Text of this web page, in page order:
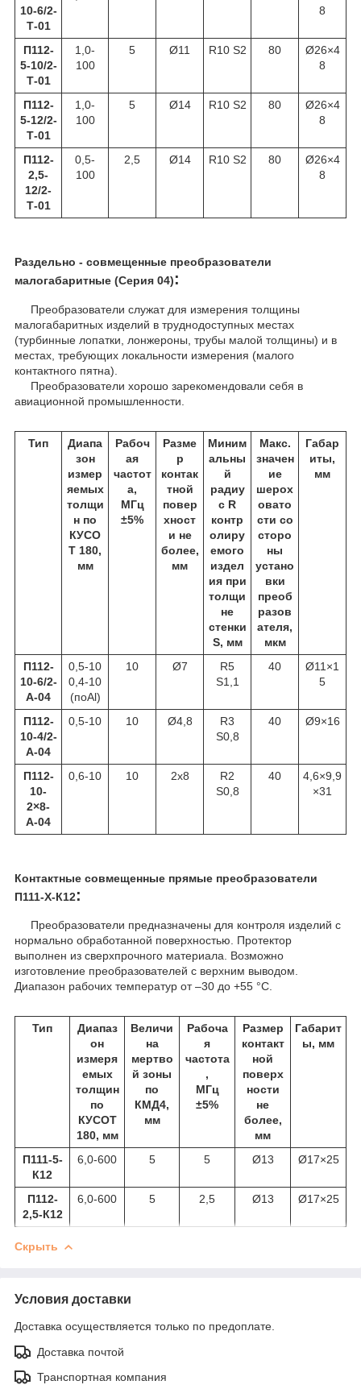
10-6/2-
Т-01
8
П112-
5-10/2-
Т-01
1,0-
100
5 Ø11 R10 S2 80
Ø26×4
8
П112-
5-12/2-
Т-01
1,0-
100
5 Ø14 R10 S2 80
Ø26×4
8
П112-
2,5-
12/2-
Т-01
0,5-
100
2,5 Ø14 R10 S2 80
Ø26×4
8
Раздельно - совмещенные преобразователи
малогабаритные (Серия 04):
Преобразователи служат для измерения толщины
малогабаритных изделий в труднодоступных местах
(турбинные лопатки, лонжероны, трубы малой толщины) и в
местах, требующих локальности измерения (малого
контактного пятна).
Преобразователи хорошо зарекомендовали себя в
авиационной промышленности.
Тип
Диапа
зон
измер
яемых
толщи
н по
КУСО
Т 180,
мм
Рабоч
ая
частот
а,
МГц
±5%
Разме
р
контак
тной
повер
хност
и не
более,
мм
Миним
альны
й
радиу
с R
контр
олиру
емого
издел
ия при
толщи
не
стенки
S, мм
Макс.
значен
ие
шерох
овато
сти со
сторо
ны
устано
вки
преоб
разов
ателя,
мкм
Габар
иты,
мм
П112-
10-6/2-
А-04
0,5-10
0,4-10
(поAl)
10 Ø7
R5
S1,1
40
Ø11×1
5
П112-
10-4/2-
А-04
0,5-10 10 Ø4,8
R3
S0,8
40 Ø9×16
П112-
10-
2×8-
А-04
0,6-10 10 2x8
R2
S0,8
40
4,6×9,9
×31
Контактные совмещенные прямые преобразователи
П111-Х-К12:
Преобразователи предназначены для контроля изделий с
нормально обработанной поверхностью. Протектор
выполнен из сверхпрочного материала. Возможно
изготовление преобразователей с верхним выводом.
Диапазон рабочих температур от –30 до +55 °С.
Тип
Диапаз
он
измеря
емых
толщин
по
КУСОТ
180, мм
Величи
на
мертво
й зоны
по
КМД4,
мм
Рабоча
я
частота
,
МГц
±5%
Размер
контакт
ной
поверх
ности
не
более,
мм
Габарит
ы, мм
П111-5-
К12
6,0-600 5 5 Ø13 Ø17×25
П112-
2,5-К12
6,0-600 5 2,5 Ø13 Ø17×25
Скрыть
Условия доставки
Доставка осуществляется только по предоплате.
Доставка почтой
Транспортная компания